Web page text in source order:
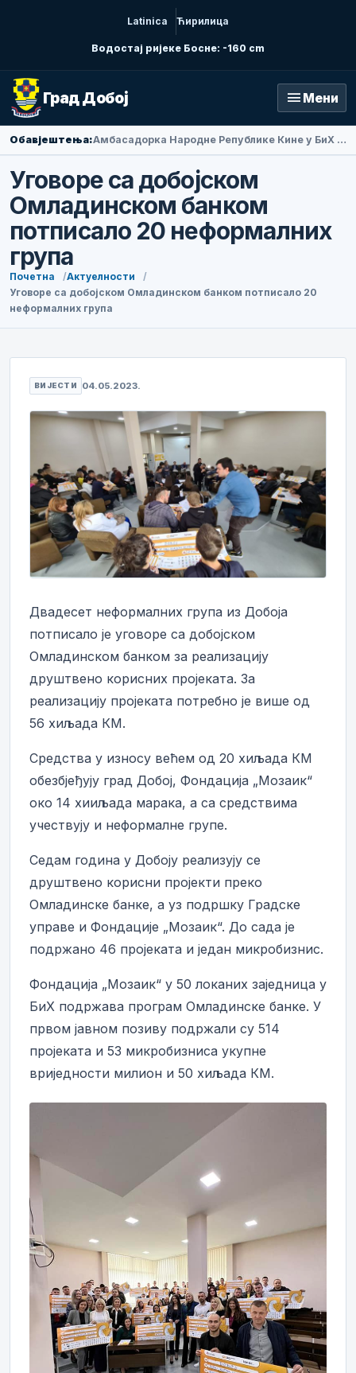
Latinica Ћирилица
Водостај ријеке Босне: -160 cm
Град Добој menu Мени
Обавјештења: Амбасадорка Народне Републике Кине у БиХ Ли Фан посјетила Добој
Уговоре са добојском
Омладинском банком
потписало 20 неформалних
група
Почетна
Актуелности
Уговоре са добојском Омладинском банком потписало 20
неформалних група
ВИЈЕСТИ 04.05.2023.
Двадесет неформалних група из Добоја
потписало је уговоре са добојском
Омладинском банком за реализацију
друштвено корисних пројеката. За
реализацију пројеката потребно је више од
56 хиљада КМ.
Средства у износу већем од 20 хиљада КМ
обезбјеђују град Добој, Фондација „Мозаик“
око 14 хииљада марака, а са средствима
учествују и неформалне групе.
Седам година у Добоју реализују се
друштвено корисни пројекти преко
Омладинске банке, а уз подршку Градске
управе и Фондације „Мозаик“. До сада је
подржано 46 пројеката и један микробизнис.
Фондација „Мозаик“ у 50 локаних заједница у
БиХ подржава програм Омладинске банке. У
првом јавном позиву подржали су 514
пројеката и 53 микробизниса укупне
вриједности милион и 50 хиљада КМ.